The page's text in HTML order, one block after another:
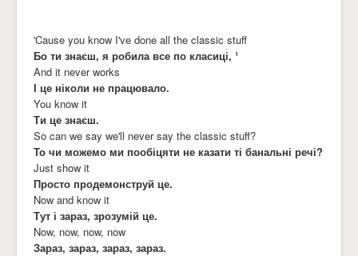
'Cause you know I've done all the classic stuff
Бо ти знаєш, я робила все по класиці, ¹
And it never works
І це ніколи не працювало.
You know it
Ти це знаєш.
So can we say we'll never say the classic stuff?
То чи можемо ми пообіцяти не казати ті банальні речі?
Just show it
Просто продемонструй це.
Now and know it
Тут і зараз, зрозумій це.
Now, now, now, now
Зараз, зараз, зараз, зараз.